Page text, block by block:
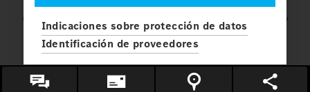
Indicaciones sobre protección de datos
Identificación de proveedores
© 2026 Daimler Truck AG. Reservados todos los derechos.
y
Mercedes-Benz son marcas deMercedes-Benz Group AG.